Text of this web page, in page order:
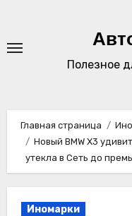
содержимому
Полезное
Главная страница
Новый BMW X3
утекла в Сеть до
Иномарки